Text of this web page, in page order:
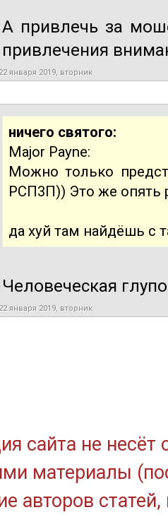
А привлечь за
привлечения
22 января 2019, вторник
ничего святого:
Major Payne:
Можно только
РСП3П)) Это же опять
да хуй там найдёшь с
Человеческая
22 января 2019, вторник
сайта не
материалы
авторов